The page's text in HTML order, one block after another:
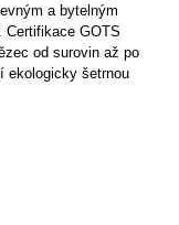
a bytelným
Certifikace GOTS
od surovin až po
ekologicky šetrnou